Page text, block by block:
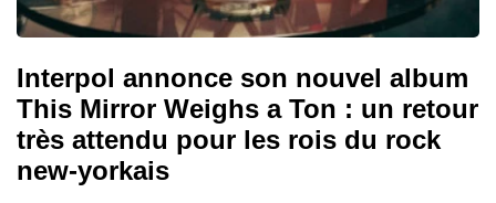
Interpol annonce son nouvel album
This Mirror Weighs a Ton : un retour
très attendu pour les rois du rock
new-yorkais